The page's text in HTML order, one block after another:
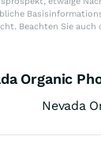
Beachten Sie auch
Organic
Nevada